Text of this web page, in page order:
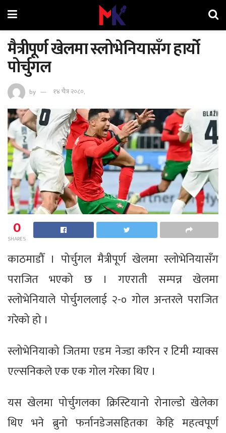
मैत्रीपूर्ण खेलमा स्लोभेनियासँग हार्यो
पोर्चुगल
by १४ चैत्र २०८०,
0
SHARES
काठमाडौँ । पोर्चुगल मैत्रीपूर्ण खेलमा स्लोभेनियासँग
पराजित भएको छ । गएराती सम्पन्न खेलमा
स्लोभेनियाले पोर्चुगललाई २-० गोल अन्तरले पराजित
गरेको हो ।
स्लोभेनियाको जितमा एडम नेज्डा करिन र टिमी म्याक्स
एल्सनिकले एक एक गोल गरेका थिए ।
यस खेलमा पोर्चुगलका क्रिस्टियानो रोनाल्डो खेलेका
थिए भने ब्रुनो फर्नानडेजसहितका केहि महत्वपूर्ण